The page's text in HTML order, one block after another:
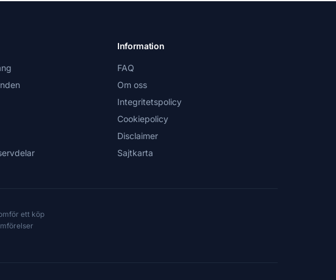
Information
FAQ
Om oss
Integritetspolicy
Cookiepolicy
Disclaimer
Sajtkarta
ett köp